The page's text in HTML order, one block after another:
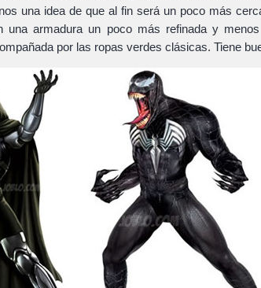
una idea de que al fin será un poco más
una armadura un poco más refinada y
por las ropas verdes clásicas. Tiene